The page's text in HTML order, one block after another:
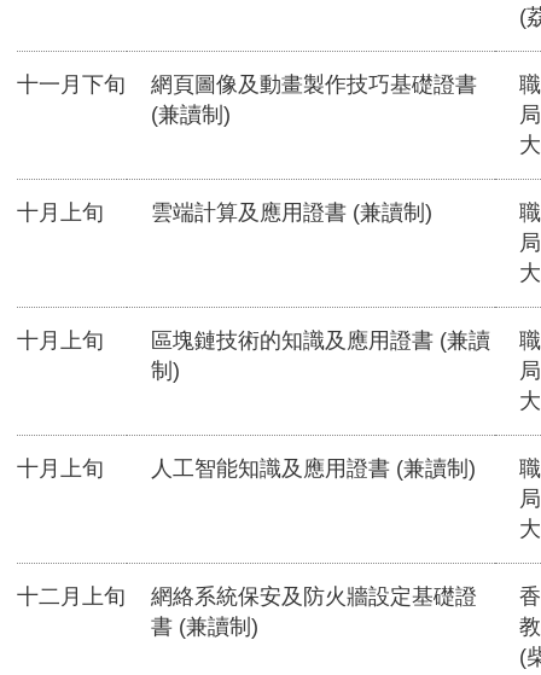
(
十一月下旬
網頁圖像及動畫製作技巧基礎證書
(兼讀制)
十月上旬 雲端計算及應用證書 (兼讀制)
十月上旬
區塊鏈技術的知識及應用證書 (兼讀
制)
十月上旬 人工智能知識及應用證書 (兼讀制)
十二月上旬
網絡系統保安及防火牆設定基礎證
書 (兼讀制)
(